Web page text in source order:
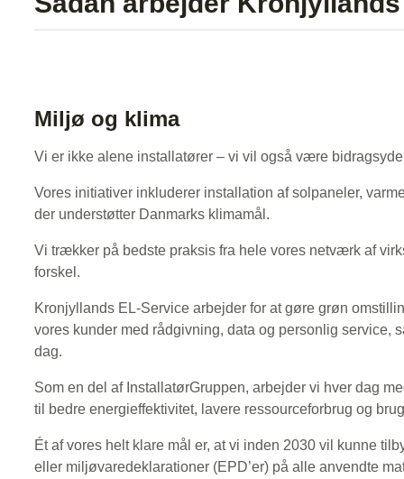
Miljø og klima
Vi er ikke alene installatører – vi vil også være
Vores initiativer inkluderer installation af solpaneler,
der understøtter Danmarks klimamål.
Vi trækker på bedste praksis fra hele vores netværk af
forskel.
Kronjyllands EL-Service arbejder for at gøre grøn
vores kunder med rådgivning, data og personlig service,
dag.
Som en del af InstallatørGruppen, arbejder vi hver dag
til bedre energieffektivitet, lavere ressourceforbrug og
Ét af vores helt klare mål er, at vi inden 2030 vil kunne
eller miljøvaredeklarationer (EPD’er) på alle anvendte